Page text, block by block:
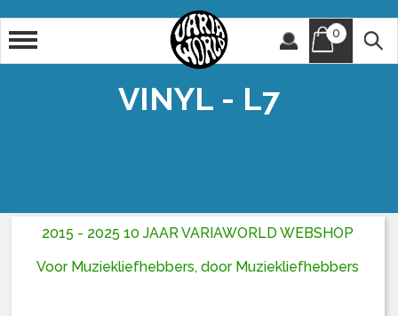
0
VINYL - L7
2015 - 2025 10 JAAR VARIAWORLD WEBSHOP
Voor Muziekliefhebbers, door Muziekliefhebbers